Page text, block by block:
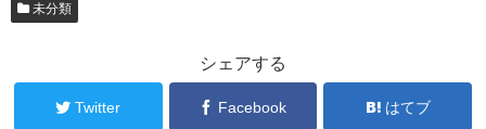
未分類
シェアする
Twitter Facebook はてブ